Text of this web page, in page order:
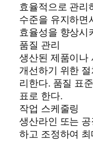
효율적으로 관리
수준을 유지하면
효율성을 향상시
품질 관리
생산된 제품이나
개선하기 위한
리한다. 품질 표
표로 한다.
작업 스케줄링
생산라인 또는
하고 조정하여